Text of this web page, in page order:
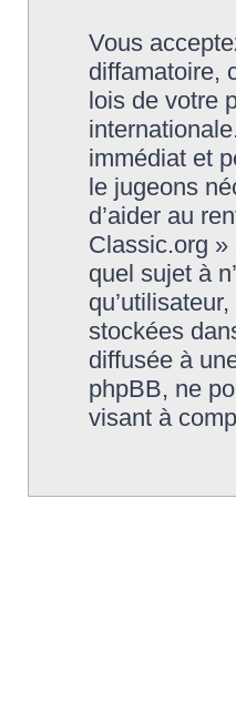
Vous
diffamatoire,
lois de votre
immédiat et
le jugeons
d’aider au
Classic.org »
quel sujet à
stockées
diffusée à
phpBB, ne
visant à